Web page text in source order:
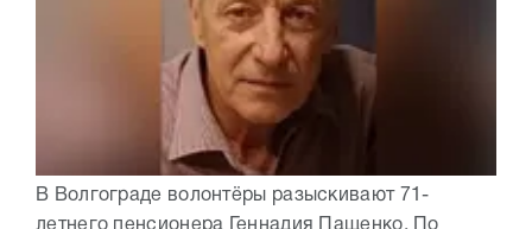
В Волгограде волонтёры разыскивают 71-
летнего пенсионера Геннадия Пащенко. По